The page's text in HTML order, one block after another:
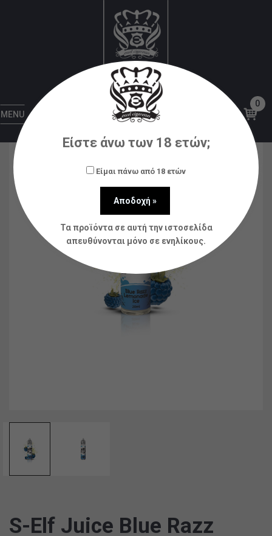
MENU
0
Υγρά αναπλήρωσης (flavorshots)
S-Elf Juice Blue Razz Lemonade Ice Flavour
Shot 60ml
S-Elf Juice Blue Razz
Είστε άνω των 18 ετών;
Είμαι πάνω από 18 ετών
Τα προϊόντα σε αυτή την ιστοσελίδα
απευθύνονται μόνο σε ενηλίκους.